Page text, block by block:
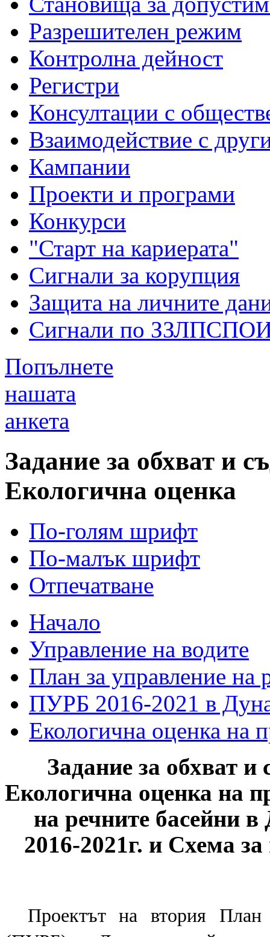
Разрешителен режим
Контролна дейност
Регистри
Консултации с
Взаимодействие с
Кампании
Проекти и програми
Конкурси
"Старт на кариерата"
Сигнали за корупция
Защита на личните
Сигнали по
Попълнете
нашата
анкета
Задание за обхват и
Екологична оценка
По-голям шрифт
По-малък шрифт
Отпечатване
Начало
Управление на водите
План за управление на
ПУРБ 2016-2021 в
Екологична оценка на
Задание за обхват
Екологична оценка на
на речните басейни
2016-2021г. и Схема за
Проектът навтория План